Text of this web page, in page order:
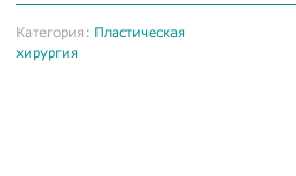
Категория: Пластическая
хирургия